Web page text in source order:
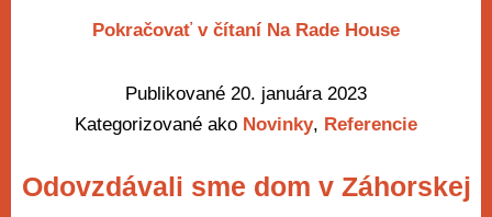
Pokračovať v čítaní Na Rade House
Publikované 20. januára 2023
Kategorizované ako Novinky, Referencie
Odovzdávali sme dom v Záhorskej